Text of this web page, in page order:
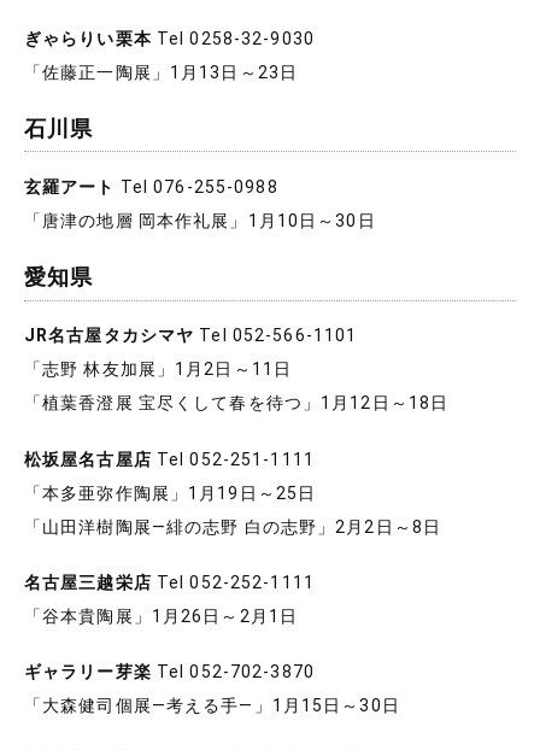
ぎゃらりい栗本Tel 0258-32-9030
「佐藤正一陶展」1月13日～23日
石川県
玄羅アート Tel 076-255-0988
「唐津の地層 岡本作礼展」1月10日～30日
愛知県
JR名古屋タカシマヤ Tel 052-566-1101
「志野 林友加展」1月2日～11日
「植葉香澄展 宝尽くして春を待つ」1月12日～18日
松坂屋名古屋店 Tel 052-251-1111
「本多亜弥作陶展」1月19日～25日
「山田洋樹陶展―緋の志野 白の志野」2月2日～8日
名古屋三越栄店 Tel 052-252-1111
「谷本貴陶展」1月26日～2月1日
ギャラリー芽楽 Tel 052-702-3870
「大森健司個展―考える手―」1月15日～30日